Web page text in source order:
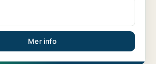
Mer info